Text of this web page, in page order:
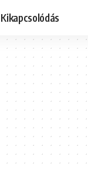
Kikapcsolódás